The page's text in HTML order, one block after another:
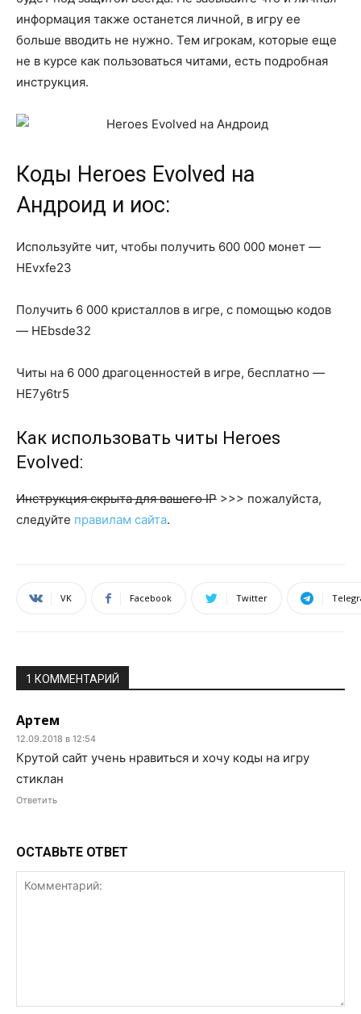
информация также останется личной, в игру ее
больше вводить не нужно. Тем игрокам, которые еще
не в курсе как пользоваться читами, есть подробная
инструкция.
Коды Heroes Evolved на
Андроид и иос:
Используйте чит, чтобы получить 600 000 монет —
HEvxfe23
Получить 6 000 кристаллов в игре, с помощью кодов
— HEbsde32
Читы на 6 000 драгоценностей в игре, бесплатно —
HE7y6tr5
Как использовать читы Heroes
Evolved:
Инструкция скрыта для вашего IP >>> пожалуйста,
следуйте правилам сайта.
VK Facebook Twitter
1 КОММЕНТАРИЙ
Артем
12.09.2018 в 12:54
Крутой сайт учень нравиться и хочу коды на игру
стиклан
Ответить
ОСТАВЬТЕ ОТВЕТ